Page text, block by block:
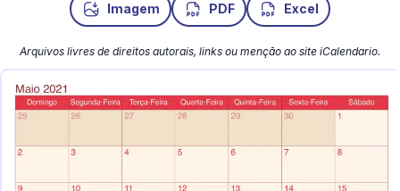
Imagem PDF Excel
Arquivos livres de direitos autorais, links ou menção ao site iCalendario.